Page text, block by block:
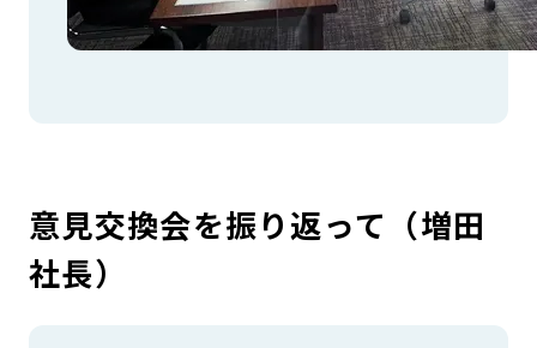
意見交換会を振り返って（増田
社長）